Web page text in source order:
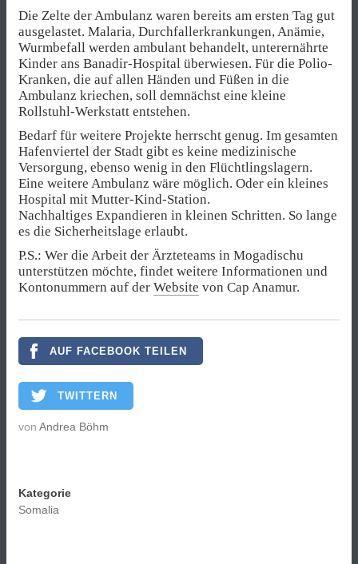
Die Zelte der Ambulanz waren bereits am ersten Tag gut
ausgelastet. Malaria, Durchfallerkrankungen, Anämie,
Wurmbefall werden ambulant behandelt, unterernährte
Kinder ans Banadir-Hospital überwiesen. Für die Polio-
Kranken, die auf allen Händen und Füßen in die
Ambulanz kriechen, soll demnächst eine kleine
Rollstuhl-Werkstatt entstehen.
Bedarf für weitere Projekte herrscht genug. Im gesamten
Hafenviertel der Stadt gibt es keine medizinische
Versorgung, ebenso wenig in den Flüchtlingslagern.
Eine weitere Ambulanz wäre möglich. Oder ein kleines
Hospital mit Mutter-Kind-Station.
Nachhaltiges Expandieren in kleinen Schritten. So lange
es die Sicherheitslage erlaubt.
P.S.: Wer die Arbeit der Ärzteteams in Mogadischu
unterstützen möchte, findet weitere Informationen und
Kontonummern auf der Website von Cap Anamur.
AUF FACEBOOK TEILEN
TWITTERN
von Andrea Böhm
Kategorie
Somalia